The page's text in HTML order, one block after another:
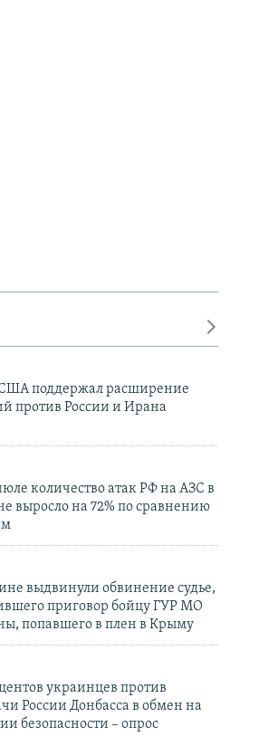
поддержал расширение
против России и Ирана
количество атак РФ на АЗС в
выросло на 72% по сравнению
выдвинули обвинение судье,
приговор бойцу ГУР МО
попавшего в плен в Крыму
украинцев против
России Донбасса в обмен на
безопасности – опрос